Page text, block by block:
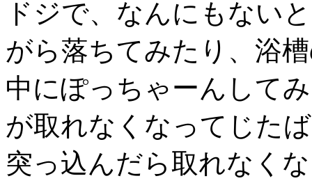
ドジで、なんにもない
がら落ちてみたり、浴
中にぽっちゃーんして
が取れなくなってじた
突っ込んだら取れなく